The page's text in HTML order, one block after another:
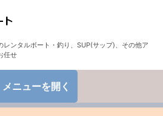
ンタルボート・釣り、SUP(サップ)、その他ア
任せ
メニューを開く